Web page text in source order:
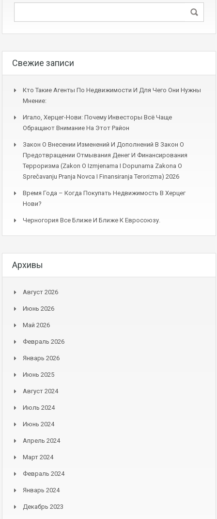
Свежие записи
Кто Такие Агенты По Недвижимости И Для Чего Они Нужны
Мнение:
Игало, Херцег-Нови: Почему Инвесторы Всё Чаще
Обращают Внимание На Этот Район
Закон О Внесении Изменений И Дополнений В Закон О
Предотвращении Отмывания Денег И Финансирования
Терроризма (Zakon O Izmjenama I Dopunama Zakona O
Sprečavanju Pranja Novca I Finansiranja Terorizma) 2026
Время Года – Когда Покупать Недвижимость В Херцег
Нови?
Черногория Все Ближе И Ближе К Евросоюзу.
Архивы
Август 2026
Июнь 2026
Май 2026
Февраль 2026
Январь 2026
Июнь 2025
Август 2024
Июль 2024
Июнь 2024
Апрель 2024
Март 2024
Февраль 2024
Январь 2024
Декабрь 2023